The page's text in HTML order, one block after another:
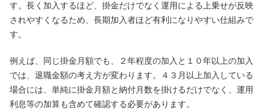
す。長く加入するほど、掛金だけでなく運用による上乗せが反映
されやすくなるため、長期加入者ほど有利になりやすい仕組みで
す。
例えば、同じ掛金月額でも、２年程度の加入と１０年以上の加入
では、退職金額の考え方が変わります。４３月以上加入している
場合には、単純に掛金月額と納付月数を掛けるだけでなく、運用
利息等の加算も含めて確認する必要があります。